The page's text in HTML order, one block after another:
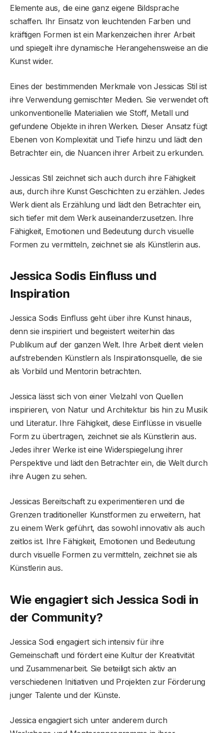
Elemente aus, die eine ganz eigene Bildsprache
schaffen. Ihr Einsatz von leuchtenden Farben und
kräftigen Formen ist ein Markenzeichen ihrer Arbeit
und spiegelt ihre dynamische Herangehensweise an die
Kunst wider.
Eines der bestimmenden Merkmale von Jessicas Stil ist
ihre Verwendung gemischter Medien. Sie verwendet oft
unkonventionelle Materialien wie Stoff, Metall und
gefundene Objekte in ihren Werken. Dieser Ansatz fügt
Ebenen von Komplexität und Tiefe hinzu und lädt den
Betrachter ein, die Nuancen ihrer Arbeit zu erkunden.
Jessicas Stil zeichnet sich auch durch ihre Fähigkeit
aus, durch ihre Kunst Geschichten zu erzählen. Jedes
Werk dient als Erzählung und lädt den Betrachter ein,
sich tiefer mit dem Werk auseinanderzusetzen. Ihre
Fähigkeit, Emotionen und Bedeutung durch visuelle
Formen zu vermitteln, zeichnet sie als Künstlerin aus.
Jessica Sodis Einfluss und
Inspiration
Jessica Sodis Einfluss geht über ihre Kunst hinaus,
denn sie inspiriert und begeistert weiterhin das
Publikum auf der ganzen Welt. Ihre Arbeit dient vielen
aufstrebenden Künstlern als Inspirationsquelle, die sie
als Vorbild und Mentorin betrachten.
Jessica lässt sich von einer Vielzahl von Quellen
inspirieren, von Natur und Architektur bis hin zu Musik
und Literatur. Ihre Fähigkeit, diese Einflüsse in visuelle
Form zu übertragen, zeichnet sie als Künstlerin aus.
Jedes ihrer Werke ist eine Widerspiegelung ihrer
Perspektive und lädt den Betrachter ein, die Welt durch
ihre Augen zu sehen.
Jessicas Bereitschaft zu experimentieren und die
Grenzen traditioneller Kunstformen zu erweitern, hat
zu einem Werk geführt, das sowohl innovativ als auch
zeitlos ist. Ihre Fähigkeit, Emotionen und Bedeutung
durch visuelle Formen zu vermitteln, zeichnet sie als
Künstlerin aus.
Wie engagiert sich Jessica Sodi in
der Community?
Jessica Sodi engagiert sich intensiv für ihre
Gemeinschaft und fördert eine Kultur der Kreativität
und Zusammenarbeit. Sie beteiligt sich aktiv an
verschiedenen Initiativen und Projekten zur Förderung
junger Talente und der Künste.
Jessica engagiert sich unter anderem durch